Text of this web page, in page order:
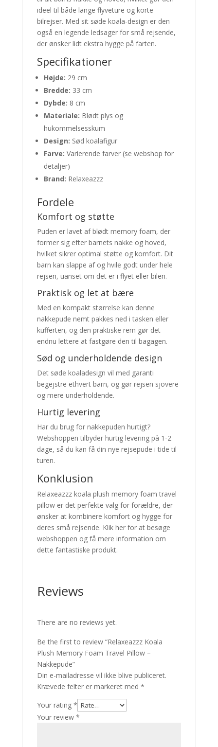
ideel til både lange flyveture og korte
bilrejser. Med sit søde koala-design er den
også en legende ledsager for små rejsende,
der ønsker lidt ekstra hygge på farten.
Specifikationer
Højde: 29 cm
Bredde: 33 cm
Dybde: 8 cm
Materiale: Blødt plys og
hukommelsesskum
Design: Sød koalafigur
Farve: Varierende farver (se webshop for
detaljer)
Brand: Relaxeazzz
Fordele
Komfort og støtte
Puden er lavet af blødt memory foam, der
former sig efter barnets nakke og hoved,
hvilket sikrer optimal støtte og komfort. Dit
barn kan slappe af og hvile godt under hele
rejsen, uanset om det er i flyet eller bilen.
Praktisk og let at bære
Med en kompakt størrelse kan denne
nakkepude nemt pakkes ned i tasken eller
kufferten, og den praktiske rem gør det
endnu lettere at fastgøre den til bagagen.
Sød og underholdende design
Det søde koaladesign vil med garanti
begejstre ethvert barn, og gør rejsen sjovere
og mere underholdende.
Hurtig levering
Har du brug for nakkepuden hurtigt?
Webshoppen tilbyder hurtig levering på 1-2
dage, så du kan få din nye rejsepude i tide til
turen.
Konklusion
Relaxeazzz koala plush memory foam travel
pillow er det perfekte valg for forældre, der
ønsker at kombinere komfort og hygge for
deres små rejsende. Klik her for at besøge
webshoppen og få mere information om
dette fantastiske produkt.
Reviews
There are no reviews yet.
Be the first to review “Relaxeazzz Koala
Plush Memory Foam Travel Pillow –
Nakkepude”
Din e-mailadresse vil ikke blive publiceret.
Krævede felter er markeret med *
Your rating *
Your review *